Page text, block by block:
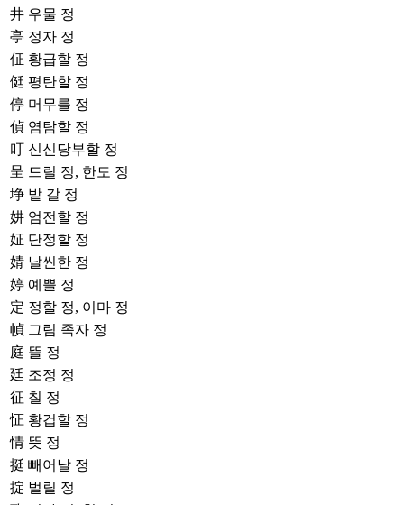
井 우물 정
亭 정자 정
佂 황급할 정
侹 평탄할 정
停 머무를 정
偵 염탐할 정
叮 신신당부할 정
呈 드릴 정, 한도 정
埩 밭 갈 정
妌 엄전할 정
姃 단정할 정
婧 날씬한 정
婷 예쁠 정
定 정할 정, 이마 정
幀 그림 족자 정
庭 뜰 정
廷 조정 정
征 칠 정
怔 황겁할 정
情 뜻 정
挺 빼어날 정
掟 벌릴 정